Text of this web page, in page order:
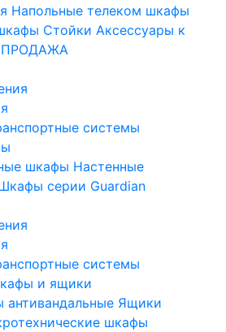
Напольные телеком шкафы
Стойки Аксессуары к
системы
шкафы Настенные
серии Guardian
системы
и ящики
Ящики
шкафы